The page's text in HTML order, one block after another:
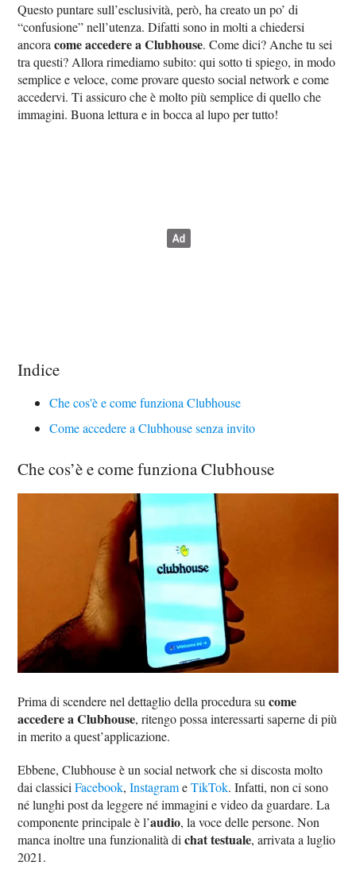
Questo puntare sull’esclusività, però, ha creato un po’ di
“confusione” nell’utenza. Difatti sono in molti a chiedersi
ancoracome accedere a Clubhouse. Come dici? Anche tu sei
tra questi? Allora rimediamo subito: qui sotto ti spiego, in modo
semplice e veloce, come provare questo social network e come
accedervi. Ti assicuro che è molto più semplice di quello che
immagini. Buona lettura e in bocca al lupo per tutto!
Indice
Che cos'è e come funziona Clubhouse
Come accedere a Clubhouse senza invito
Che cos’è e come funziona Clubhouse
Prima di scendere nel dettaglio della procedura sucome
accedere a Clubhouse, ritengo possa interessarti saperne di più
in merito a quest’applicazione.
Ebbene, Clubhouse è un social network che si discosta molto
dai classiciFacebook,InstagrameTikTok. Infatti, non ci sono
né lunghi post da leggere né immagini e video da guardare. La
componente principale è l’audio, la voce delle persone. Non
manca inoltre una funzionalità dichat testuale, arrivata a luglio
2021.